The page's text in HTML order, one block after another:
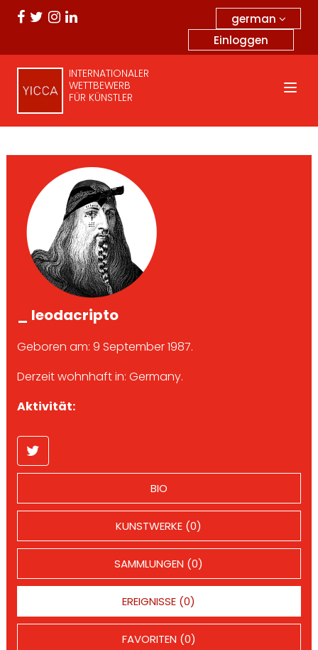
german
Einloggen
INTERNATIONALER
WETTBEWERB
FÜR KÜNSTLER
_ leodacripto
Geboren am: 9 September 1987.
Derzeit wohnhaft in: Germany.
Aktivität:
BIO
KUNSTWERKE (0)
SAMMLUNGEN (0)
EREIGNISSE (0)
FAVORITEN (0)